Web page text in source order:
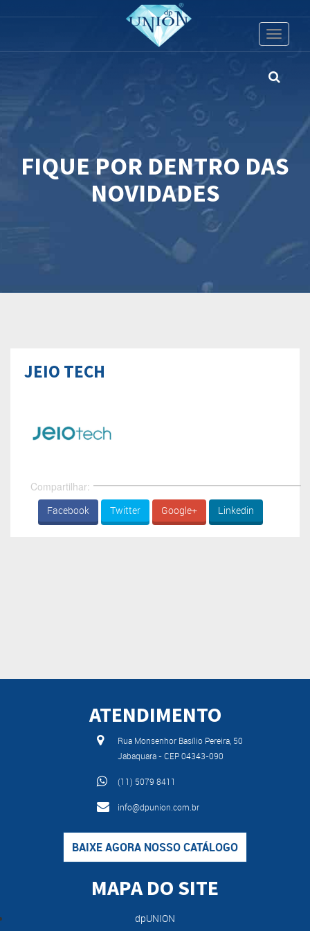
Toggle
FIQUE POR DENTRO DAS
NOVIDADES
JEIO TECH
Compartilhar:
Facebook Twitter Google+ Linkedin
ATENDIMENTO
Rua Monsenhor Basílio Pereira, 50
Jabaquara - CEP 04343-090
(11) 5079 8411
info@dpunion.com.br
BAIXE AGORA NOSSO CATÁLOGO
MAPA DO SITE
dpUNION